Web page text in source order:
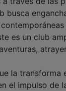
busca
es un club
la transforma
el impulso de